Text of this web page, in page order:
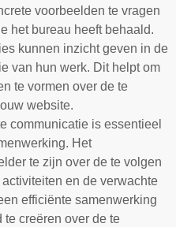
voorbeelden te vragen
het bureau heeft behaald.
kunnen inzicht geven in de
van hun werk. Dit helpt om
te vormen over de te
website.
communicatie is essentieel
Het
te zijn over de te volgen
en de verwachte
efficiënte samenwerking
creëren over de te